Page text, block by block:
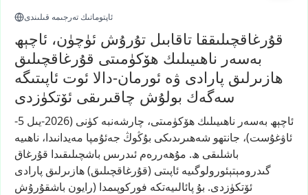
ئاپتوماتىك تەرجىمە قىلىندى
قۇرغاقچىلىققا تاقابىل تۇرۇش ئۈچۈن، ئاچېھ
بەسەر ناھىيىلىك ھۆكۈمىتى قۇرغاقچىلىق
ھازىرلىق پارادى ۋە ئورمان-دالا ئوت ئاپىتىگە
سەگەك بولۇش چاقىرىقى ئۆتكۈزدى
ئاچېھ بەسەر ناھىيىلىك ھۆكۈمىتى، چارشەنبە كۈنى (2026-يىل
5-
ئاۋغۇست)، جانتھو شەھىرىدىكى بۇڭوڭ جەئۇمپا مەيدانىدا، ناھىيە
باشلىقى ھ. مۇھەررەم ئىدرىس باشچىلىقىدا قۇرغاق
گىدرومېتېئورولوگىيە ئاپىتى (قۇرغاقچىلىق)ھازىرلىق پارادى
ئۆتكۈزدى. بۇ پائالىيەتكە فوركوپىمدا (رايون باشقۇرۇش